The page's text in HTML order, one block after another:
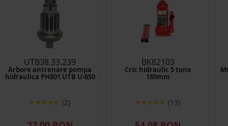
UTB38.33.239
Arbore antrenare pompa
hidraulica PH801 UTB U-650
(2)
BK82103
Cric hidraulic 5 tone
180mm
(13)